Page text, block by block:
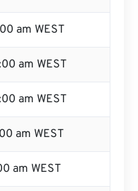
am WEST
am WEST
am WEST
am WEST
am WEST